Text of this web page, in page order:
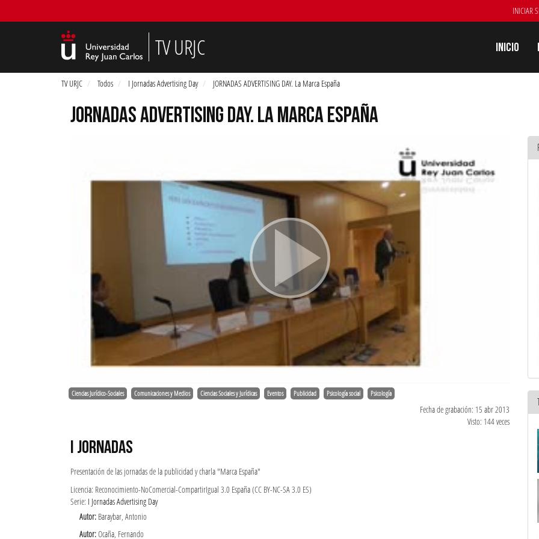
INICIAR
TV URJC Inicio
TV URJC Todos I Jornadas Advertising Day JORNADAS ADVERTISING DAY. La Marca España
JORNADAS ADVERTISING DAY. LA MARCA ESPAÑA
Ciencias Jurídico-Sociales Comunicaciones y Medios Ciencias Sociales y Jurídicas Eventos Publicidad Psicología social Psicología
Fecha de grabación: 15 abr 2013
Visto: 144 veces
I JORNADAS
Presentación de las jornadas de la publicidad y charla "Marca España"
Licencia: Reconocimiento-NoComercial-CompartirIgual 3.0 España (CC BY-NC-SA 3.0 ES)
Serie: I Jornadas Advertising Day
Autor: Baraybar, Antonio
Autor:Ocaña, Fernando